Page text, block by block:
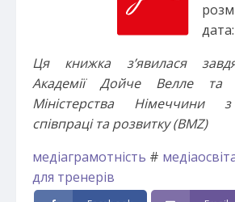
Ця книжка з’явилася
Академії Дойче Велле та
Міністерства Німеччини
співпраці та розвитку (BMZ)
медіаграмотність #
для тренерів